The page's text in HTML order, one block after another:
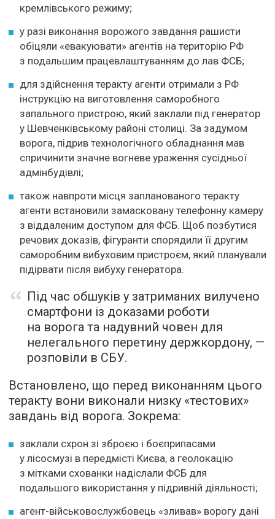
кремлівського режиму;
у разі виконання ворожого завдання рашисти
обіцяли «евакуювати» агентів на територію РФ
з подальшим працевлаштуванням до лав ФСБ;
для здійснення теракту агенти отримали з РФ
інструкцію на виготовлення саморобного
запального пристрою, який заклали під генератор
у Шевченківському районі столиці. За задумом
ворога, підрив технологічного обладнання мав
спричинити значне вогневе ураження сусідньої
адмінбудівлі;
також навпроти місця запланованого теракту
агенти встановили замасковану телефонну камеру
з віддаленим доступом для ФСБ. Щоб позбутися
речових доказів, фігуранти спорядили її другим
саморобним вибуховим пристроєм, який планували
підірвати після вибуху генератора.
Під час обшуків у затриманих вилучено
смартфони із доказами роботи
на ворога та надувний човен для
нелегального перетину держкордону, —
розповіли в СБУ.
Встановлено, що перед виконанням цього
теракту вони виконали низку «тестових»
завдань від ворога. Зокрема:
заклали схрон зі зброєю і боєприпасами
у лісосмузі в передмісті Києва, а геолокацію
з мітками схованки надіслали ФСБ для
подальшого використання у підривній діяльності;
агент-військовослужбовець «зливав» ворогу дані